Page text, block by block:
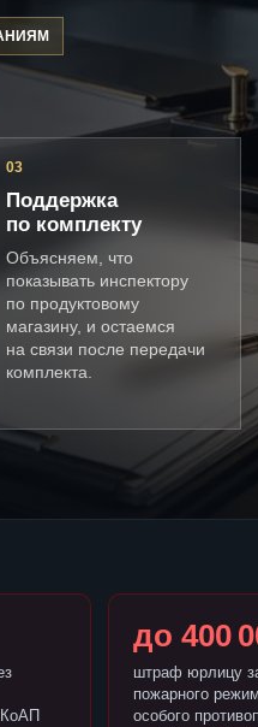
03
Поддержка
по комплекту
Объясняем, что
показывать инспектору
по продуктовому
магазину, и остаемся
на связи после передачи
комплекта.
до 400
штраф юрлицу
пожарного
особого